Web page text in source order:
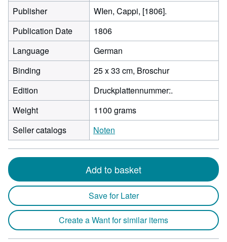
Publisher
WIen, Cappi, [1806].
Publication Date
1806
Language
German
Binding
25 x 33 cm, Broschur
Edition
Druckplattennummer:.
Weight
1100 grams
Seller catalogs
Noten
Add to basket
Save for Later
Create a Want for similar items